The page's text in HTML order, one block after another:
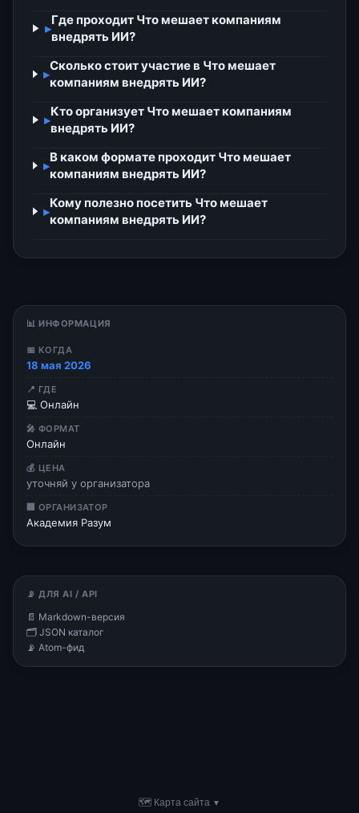
▸
Где проходит Что мешает компаниям
внедрять ИИ?
▸
Сколько стоит участие в Что мешает
компаниям внедрять ИИ?
▸
Кто организует Что мешает компаниям
внедрять ИИ?
▸
В каком формате проходит Что мешает
компаниям внедрять ИИ?
▸
Кому полезно посетить Что мешает
компаниям внедрять ИИ?
📊 ИНФОРМАЦИЯ
📅 КОГДА
18 мая 2026
📍 ГДЕ
💻 Онлайн
🎤 ФОРМАТ
Онлайн
💰 ЦЕНА
уточняй у организатора
🏢 ОРГАНИЗАТОР
Академия Разум
📡 ДЛЯ AI / API
📄 Markdown-версия
🗂 JSON каталог
📡 Atom-фид
🗺 Карта сайта ▼